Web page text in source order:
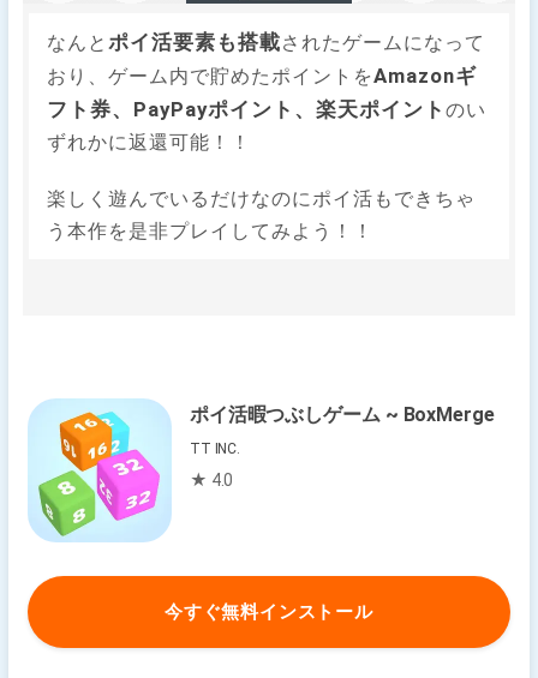
なんとポイ活要素も搭載されたゲームになって
おり、ゲーム内で貯めたポイントをAmazonギ
フト券、PayPayポイント、楽天ポイントのい
ずれかに返還可能！！
楽しく遊んでいるだけなのにポイ活もできちゃ
う本作を是非プレイしてみよう！！
ポイ活暇つぶしゲーム ~ BoxMerge
TT INC.
★ 4.0
今すぐ無料インストール